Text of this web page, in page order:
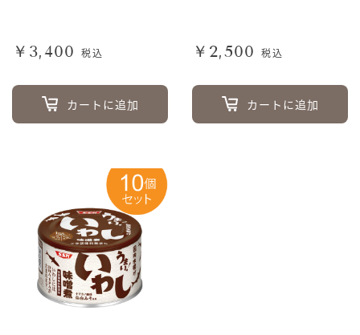
￥3,400税込
カートに追加
￥2,500税込
カートに追加